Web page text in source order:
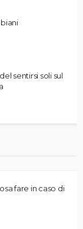
sentirsi soli sul
fare in caso di